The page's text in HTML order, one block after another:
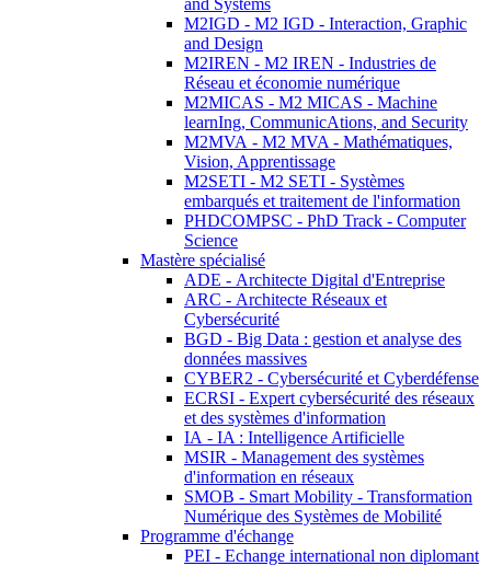
and Systems
M2IGD - M2 IGD - Interaction, Graphic
and Design
M2IREN - M2 IREN - Industries de
Réseau et économie numérique
M2MICAS - M2 MICAS - Machine
learnIng, CommunicAtions, and Security
M2MVA - M2 MVA - Mathématiques,
Vision, Apprentissage
M2SETI - M2 SETI - Systèmes
embarqués et traitement de l'information
PHDCOMPSC - PhD Track - Computer
Science
Mastère spécialisé
ADE - Architecte Digital d'Entreprise
ARC - Architecte Réseaux et
Cybersécurité
BGD - Big Data : gestion et analyse des
données massives
CYBER2 - Cybersécurité et Cyberdéfense
ECRSI - Expert cybersécurité des réseaux
et des systèmes d'information
IA - IA : Intelligence Artificielle
MSIR - Management des systèmes
d'information en réseaux
SMOB - Smart Mobility - Transformation
Numérique des Systèmes de Mobilité
Programme d'échange
PEI - Echange international non diplomant